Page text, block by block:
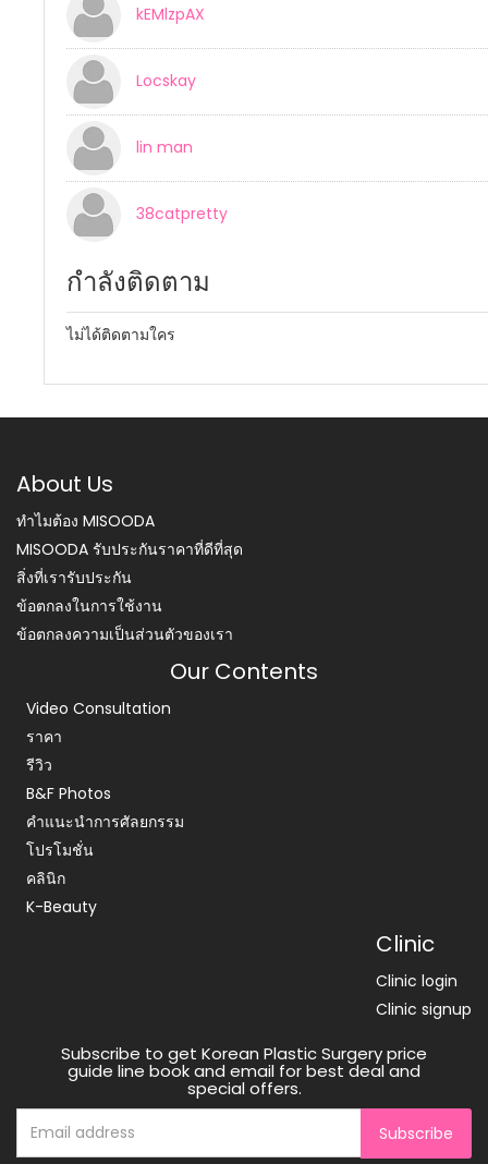
kEMlzpAX
Locskay
lin man
38catpretty
กำลังติดตาม
ไม่ได้ติดตามใคร
About Us
ทำไมต้อง MISOODA
MISOODA รับประกันราคาที่ดีที่สุด
สิ่งที่เรารับประกัน
ข้อตกลงในการใช้งาน
ข้อตกลงความเป็นส่วนตัวของเรา
Our Contents
Video Consultation
ราคา
รีวิว
B&F Photos
คำแนะนำการศัลยกรรม
โปรโมชั่น
คลินิก
K-Beauty
Clinic
Clinic login
Clinic signup
Subscribe to get Korean Plastic Surgery price
guide line book and email for best deal and
special offers.
Subscribe